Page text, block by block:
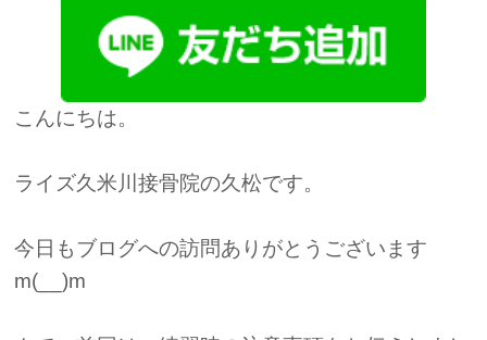
こんにちは。
ライズ久米川接骨院の久松です。
今日もブログへの訪問ありがとうございます
m(__)m